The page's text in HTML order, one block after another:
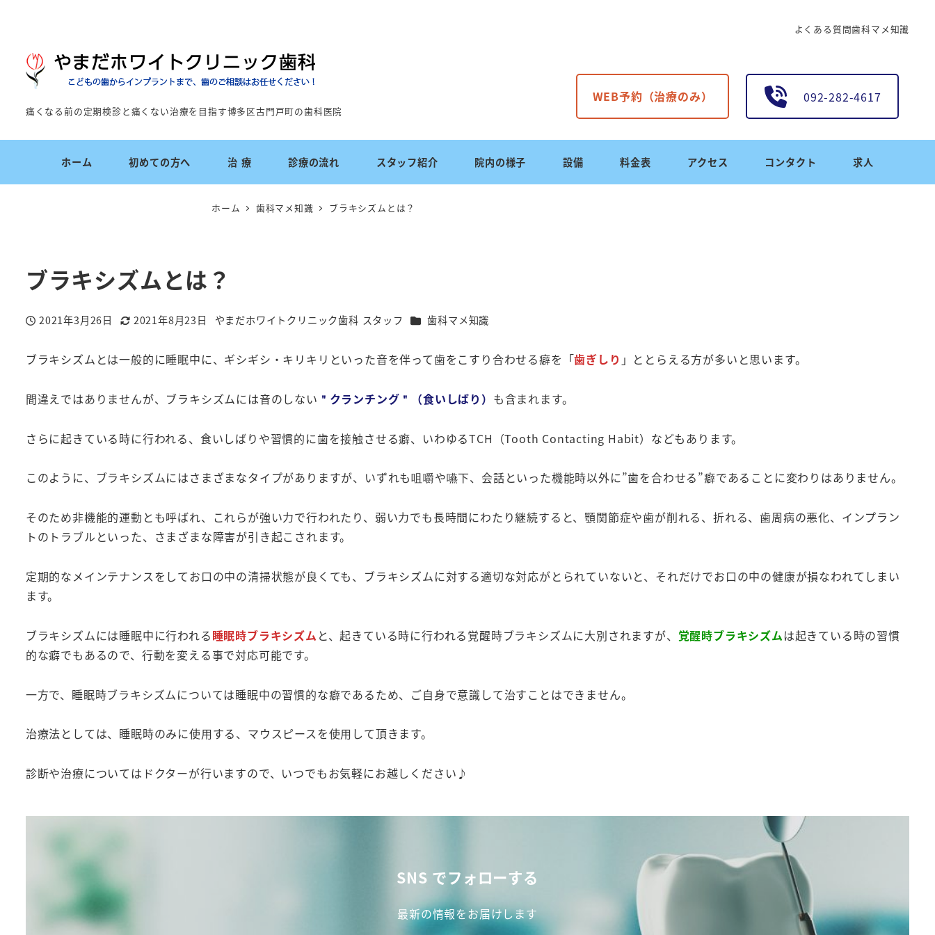
よくある質問歯科マメ知識
痛くなる前の定期検診と痛くない治療を目指す博多区古門戸町の歯科医院
WEB予約（治療のみ） 092-282-4617
ホーム 初めての方へ 治 療 診療の流れ スタッフ紹介 院内の様子 設備 料金表 アクセス コンタクト 求人
ホーム 歯科マメ知識 ブラキシズムとは？
ブラキシズムとは？
投稿日
2021年3月26日
更新日
2021年8月23日
著
やまだホワイトクリニック歯科 スタッフ カテゴリー
歯科マメ知識
ブラキシズムとは一般的に睡眠中に、ギシギシ・キリキリといった音を伴って歯をこすり合わせる癖を「歯ぎしり 」ととらえる方が多いと思います。
間違えではありませんが、ブラキシズムには音のしない ＂クランチング＂（食いしばり） も含まれます。
さらに起きている時に行われる、食いしばりや習慣的に歯を接触させる癖、いわゆるTCH（Tooth Contacting Habit）などもあります。
このように、ブラキシズムにはさまざまなタイプがありますが、いずれも咀嚼や嚥下、会話といった機能時以外に”歯を合わせる”癖であることに変わりはありません。
そのため非機能的運動とも呼ばれ、これらが強い力で行われたり、弱い力でも長時間にわたり継続すると、顎関節症や歯が削れる、折れる、歯周病の悪化、インプラン
トのトラブルといった、さまざまな障害が引き起こされます。
定期的なメインテナンスをしてお口の中の清掃状態が良くても、ブラキシズムに対する適切な対応がとられていないと、それだけでお口の中の健康が損なわれてしまい
ます。
ブラキシズムには睡眠中に行われる睡眠時ブラキシズム と、起きている時に行われる覚醒時ブラキシズムに大別されますが、 覚醒時ブラキシズムは起きている時の習慣
的な癖でもあるので、行動を変える事で対応可能です。
一方で、睡眠時ブラキシズムについては睡眠中の習慣的な癖であるため、ご自身で意識して治すことはできません。
治療法としては、睡眠時のみに使用する、マウスピースを使用して頂きます。
診断や治療についてはドクターが行いますので、いつでもお気軽にお越しください♪
SNS でフォローする
最新の情報をお届けします